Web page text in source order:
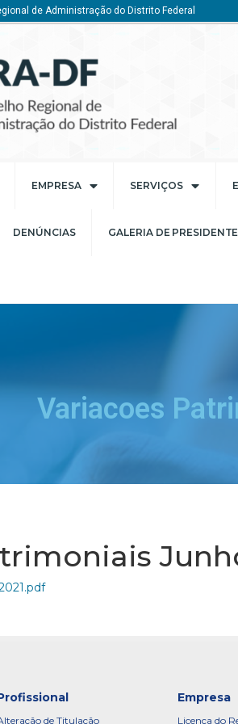
de Administração do Distrito Federal
EMPRESA SERVIÇOS
DENÚNCIAS GALERIA DE
Variacoes
de Titulação
Empresa
Licença do